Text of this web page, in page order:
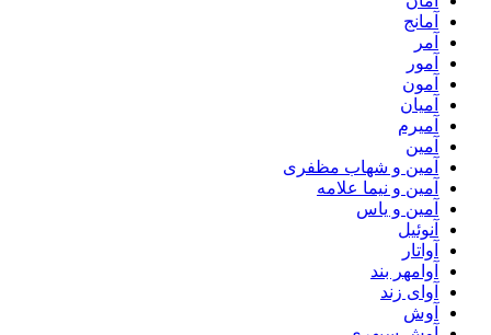
آمانج
آمر
آمور
آمون
آمیان
آمیرم
آمین
آمین و شهاب مظفری
آمین و نیما علامه
آمین و یاس
آنوئیل
آواتار
آوامهر بند
آوای زند
آوش